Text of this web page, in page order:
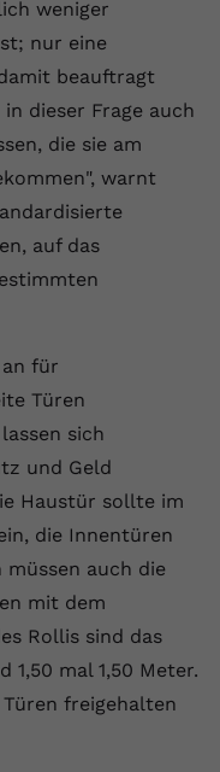
weniger
nur eine
beauftragt
dieser Frage auch
die sie am
warnt
auf das
für
Türen
sich
und Geld
Haustür sollte im
die Innentüren
müssen auch die
mit dem
Rollis sind das
1,50 mal 1,50 Meter.
freigehalten
gesetzte Cookie
ID, um
welche
der Nutzer
gesetzte Cookie
ID, um
welche
der Nutzer
devices